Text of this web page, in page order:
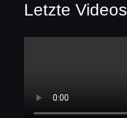
Letzte Videos